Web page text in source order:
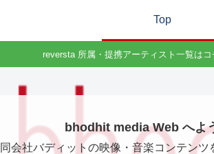
Top
reversta 所属・提携アーティスト一覧は
bhodhit media Web へよ
会社バディットの映像・音楽コンテンツ